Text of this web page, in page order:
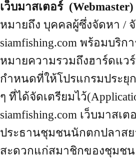
เว็บมาสเตอร์ (Webmaster)
หมายถึง บุคคลผู้ซึ่งจัดหา /
siamfishing.com พร้อมบริ
หมายความรวมถึงฮาร์ดแ
กำหนดที่ให้โปรแกรมประยุ
ๆ ที่ได้จัดเตรียมไว้
siamfishing.com เว็บมาส
ประธานชุมชนนักตกปลาส
สะดวกแก่สมาชิกของชุมชน